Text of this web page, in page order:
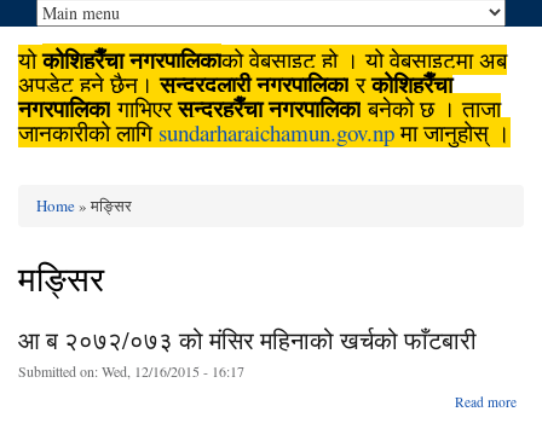
योकोशिहरैँचा नगरपालिकाको वेबसाइट हो । यो वेबसाइटमा अब
अपडेट हुने छैन।सुन्दरदुलारी नगरपालिका रकोशिहरैँचा
नगरपालिका गाभिएरसुन्दरहरैँचा नगरपालिका बनेको छ । ताजा
जानकारीको लागि sundarharaichamun.gov.npमा जानुहोस् ।
You are here
Home» मङ्सिर
मङ्सिर
आ‍ ब २०७२/०७३ को मंसिर महिनाको खर्चको फाँटबारी
Submitted on:Wed, 12/16/2015 - 16:17
Read more